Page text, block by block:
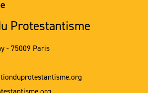
Protestantisme
- 75009 Paris